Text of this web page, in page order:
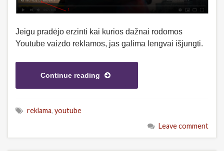
Jeigu pradėjo erzinti kai kurios dažnai rodomos
Youtube vaizdo reklamos, jas galima lengvai išjungti.
Continue reading
reklama, youtube
Leave comment